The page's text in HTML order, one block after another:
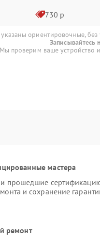
730 р
ориентировочные, без
Записывайтесь
Мы проверим ваше устройство
мастера
прошедшие
и сохранение
ремонт